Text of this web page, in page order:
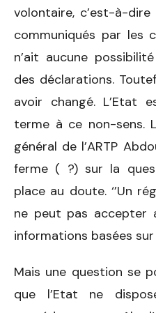
volontaire, c’est-à-
communiqués par les
n’ait aucune
des déclarations.
avoir changé. L’Etat
terme à ce non-sens.
général de l’ARTP
ferme ( ?) sur la
place au doute. ‘’Un
ne peut pas accepter
informations basées sur
Mais une question se
que l’Etat ne